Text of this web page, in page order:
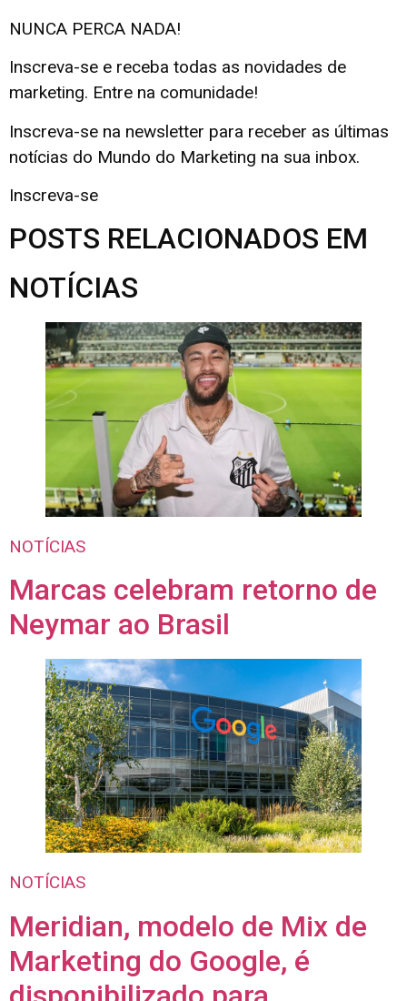
NUNCA PERCA NADA!
Inscreva-se e receba todas as novidades de
marketing. Entre na comunidade!
Inscreva-se na newsletter para receber as últimas
notícias do Mundo do Marketing na sua inbox.
Inscreva-se
POSTS RELACIONADOS EM
NOTÍCIAS
NOTÍCIAS
Marcas celebram retorno de
Neymar ao Brasil
NOTÍCIAS
Meridian, modelo de Mix de
Marketing do Google, é